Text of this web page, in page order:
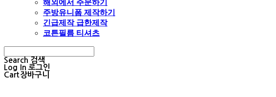
해외에서 주문하기
주방유니폼 제작하기
긴급제작 급한제작
코튼필름 티셔츠
Search 검색
Log In 로그인
Cart장바구니